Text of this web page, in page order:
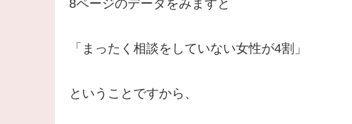
8ページのデータをみますと
「まったく相談をしていない女性が4割」
ということですから、